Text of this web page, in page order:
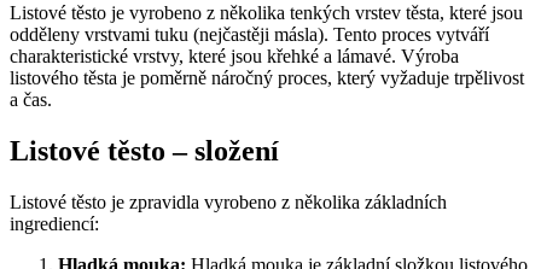
Listové těsto je vyrobeno z několika tenkých vrstev těsta, které jsou
odděleny vrstvami tuku (nejčastěji másla). Tento proces vytváří
charakteristické vrstvy, které jsou křehké a lámavé. Výroba
listového těsta je poměrně náročný proces, který vyžaduje trpělivost
a čas.
Listové těsto – složení
Listové těsto je zpravidla vyrobeno z několika základních
ingrediencí:
Hladká mouka: Hladká mouka je základní složkou listového